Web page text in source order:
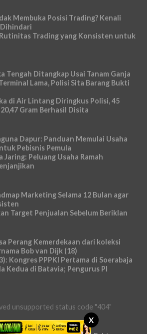
X
Membuka Posisi Trading? Kenali
Trading yang Konsisten untuk
Tengah Ditangkap Usai Tanam Ganja
Lama, Polisi Sita Barang Bukti
di Air Lintang Diringkus Polisi, 45
Gram Berhasil Disita
Dapur: Panduan Memulai Usaha
Pebisnis Pemula
Jaring: Peluang Usaha Ramah
Marketing Selama 12 Bulan agar
Target Penjualan Sebelum Beriklan
Perang Kemerdekaan dari koleksi
Bob van Dijk (18)
Kongres PPPKI Pertama di Soerabaja
Kedua di Batavia; Pengurus PI
unsupported status code "404"